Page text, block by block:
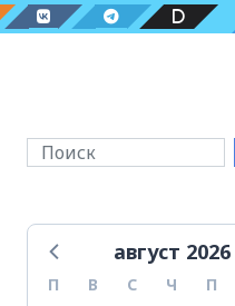
август 2026
П В С Ч П